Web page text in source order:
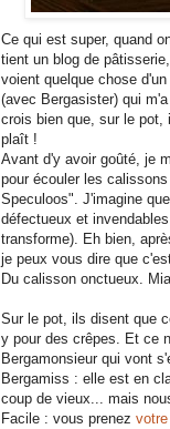
Ce qui est super, quand
tient un blog de
voient quelque chose
(avec Bergasister) qui
crois bien que, sur le pot,
plaît !
Avant d'y avoir goûté, je
pour écouler les
Speculoos". J'imagine
défectueux et
transforme). Eh bien,
je peux vous dire que
Du calisson onctueux.
Sur le pot, ils disent que
y pour des crêpes. Et ce
Bergamonsieur qui vont
Bergamiss : elle est en
coup de vieux... mais
Facile : vous prenez